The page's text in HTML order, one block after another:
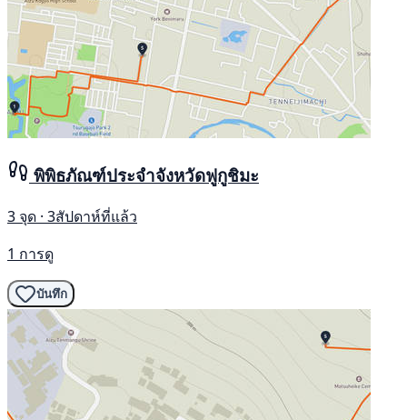
พิพิธภัณฑ์ประจำจังหวัดฟูกูชิมะ
3 จุด · 3สัปดาห์ที่แล้ว
1 การดู
บันทึก